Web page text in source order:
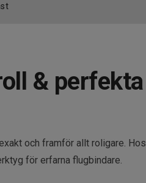
& perfekta
och framför allt roligare. Hos
för erfarna flugbindare.